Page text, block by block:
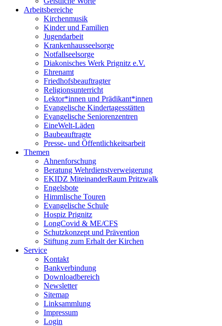
Arbeitsbereiche
Kirchenmusik
Kinder und Familien
Jugendarbeit
Krankenhausseelsorge
Notfallseelsorge
Diakonisches Werk Prignitz e.V.
Ehrenamt
Friedhofsbeauftragter
Religionsunterricht
Lektor*innen und Prädikant*innen
Evangelische Kindertagesstätten
Evangelische Seniorenzentren
EineWelt-Läden
Baubeauftragte
Presse- und Öffentlichkeitsarbeit
Themen
Ahnenforschung
Beratung Wehrdienstverweigerung
EKIDZ MiteinanderRaum Pritzwalk
Engelsbote
Himmlische Touren
Evangelische Schule
Hospiz Prignitz
LongCovid & ME/CFS
Schutzkonzept und Prävention
Stiftung zum Erhalt der Kirchen
Service
Kontakt
Bankverbindung
Downloadbereich
Newsletter
Sitemap
Linksammlung
Impressum
Login